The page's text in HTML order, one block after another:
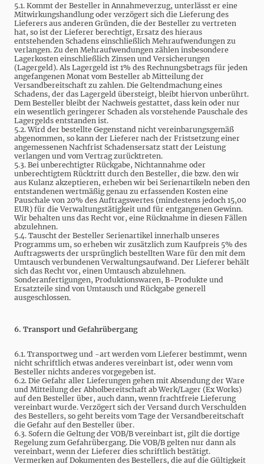
5.1. Kommt der Besteller in Annahmeverzug, unterlässt er eine
Mitwirkungshandlung oder verzögert sich die Lieferung des
Lieferers aus anderen Gründen, die der Besteller zu vertreten
hat, so ist der Lieferer berechtigt, Ersatz des hieraus
entstehenden Schadens einschließlich Mehraufwendungen zu
verlangen. Zu den Mehraufwendungen zählen insbesondere
Lagerkosten einschließlich Zinsen und Versicherungen
(Lagergeld). Als Lagergeld ist 1% des Rechnungsbetrags für jeden
angefangenen Monat vom Besteller ab Mitteilung der
Versandbereitschaft zu zahlen. Die Geltendmachung eines
Schadens, der das Lagergeld übersteigt, bleibt hiervon unberührt.
Dem Besteller bleibt der Nachweis gestattet, dass kein oder nur
ein wesentlich geringerer Schaden als vorstehende Pauschale des
Lagergelds entstanden ist.
5.2. Wird der bestellte Gegenstand nicht vereinbarungsgemäß
abgenommen, so kann der Lieferer nach der Fristsetzung einer
angemessenen Nachfrist Schadensersatz statt der Leistung
verlangen und vom Vertrag zurücktreten.
5.3. Bei unberechtigter Rückgabe, Nichtannahme oder
unberechtigtem Rücktritt durch den Besteller, die bzw. den wir
aus Kulanz akzeptieren, erheben wir bei Serienartikeln neben den
entstandenen wertmäßig genau zu erfassenden Kosten eine
Pauschale von 20% des Auftragswertes (mindestens jedoch 15,00
EUR) für die Verwaltungstätigkeit und für entgangenen Gewinn.
Wir behalten uns das Recht vor, eine Rücknahme in diesen Fällen
abzulehnen.
5.4. Tauscht der Besteller Serienartikel innerhalb unseres
Programms um, so erheben wir zusätzlich zum Kaufpreis 5% des
Auftragswerts der ursprünglich bestellten Ware für den mit dem
Umtausch verbundenen Verwaltungsaufwand. Der Lieferer behält
sich das Recht vor, einen Umtausch abzulehnen.
Sonderanfertigungen, Produktionswaren, B-Produkte und
Ersatzteile sind von Umtausch und Rückgabe generell
ausgeschlossen.
6. Transport und Gefahrübergang
6.1. Transportweg und -art werden vom Lieferer bestimmt, wenn
nicht schriftlich etwas anderes vereinbart ist, oder wenn vom
Besteller nichts anderes vorgegeben ist.
6.2. Die Gefahr aller Lieferungen gehen mit Absendung der Ware
und Mitteilung der Abholbereitschaft ab Werk/Lager (Ex Works)
auf den Besteller über, auch dann, wenn frachtfreie Lieferung
vereinbart wurde. Verzögert sich der Versand durch Verschulden
des Bestellers, so geht bereits vom Tage der Versandbereitschaft
die Gefahr auf den Besteller über.
6.3. Sofern die Geltung der VOB/B vereinbart ist, gilt die dortige
Regelung zum Gefahrübergang. Die VOB/B gelten nur dann als
vereinbart, wenn der Lieferer dies schriftlich bestätigt.
Vermerken auf Dokumenten des Bestellers, die auf die Gültigkeit